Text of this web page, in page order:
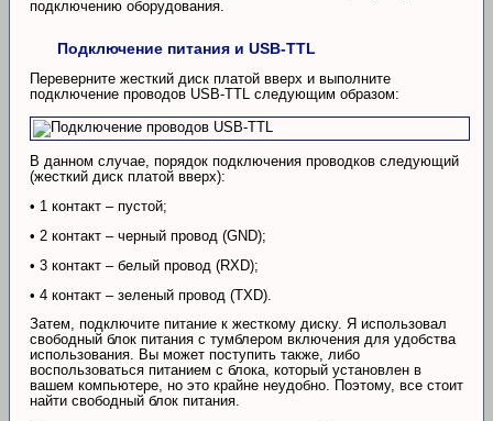
подключению оборудования.
Подключение питания и USB-TTL
Переверните жесткий диск платой вверх и выполните
подключение проводов USB-TTL следующим образом:
В данном случае, порядок подключения проводков следующий
(жесткий диск платой вверх):
• 1 контакт – пустой;
• 2 контакт – черный провод (GND);
• 3 контакт – белый провод (RXD);
• 4 контакт – зеленый провод (TXD).
Затем, подключите питание к жесткому диску. Я использовал
свободный блок питания с тумблером включения для удобства
использования. Вы может поступить также, либо
воспользоваться питанием с блока, который установлен в
вашем компьютере, но это крайне неудобно. Поэтому, все стоит
найти свободный блок питания.